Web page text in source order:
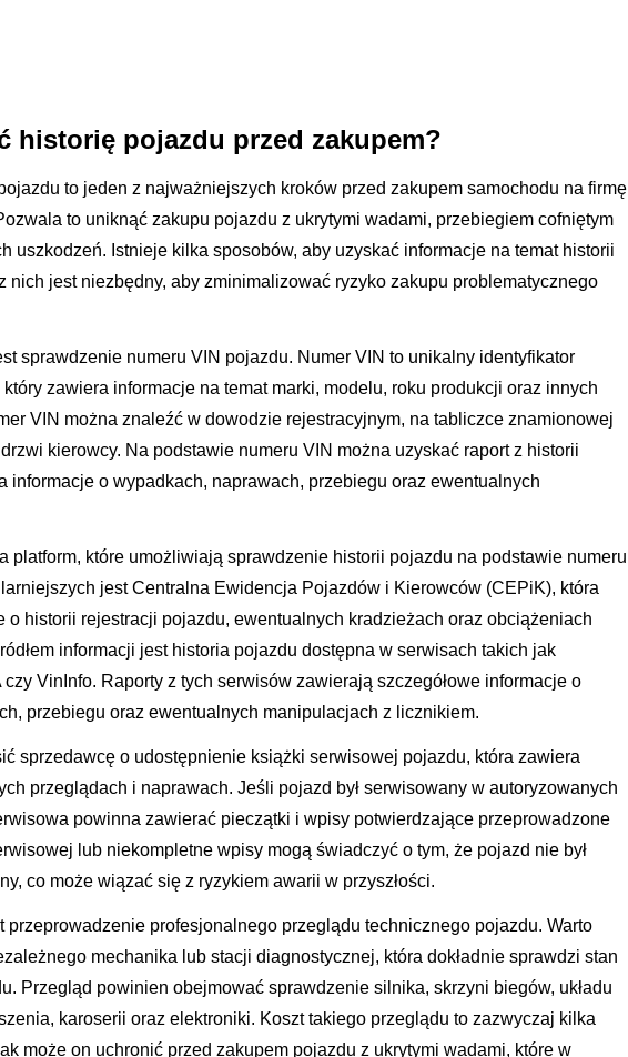
historię pojazdu przed zakupem?
to jeden z najważniejszych kroków przed zakupem samochodu na firmę
to uniknąć zakupu pojazdu z ukrytymi wadami, przebiegiem cofniętym
uszkodzeń. Istnieje kilka sposobów, aby uzyskać informacje na temat historii
nich jest niezbędny, aby zminimalizować ryzyko zakupu problematycznego
sprawdzenie numeru VIN pojazdu. Numer VIN to unikalny identyfikator
zawiera informacje na temat marki, modelu, roku produkcji oraz innych
VIN można znaleźć w dowodzie rejestracyjnym, na tabliczce znamionowej
kierowcy. Na podstawie numeru VIN można uzyskać raport z historii
informacje o wypadkach, naprawach, przebiegu oraz ewentualnych
platform, które umożliwiają sprawdzenie historii pojazdu na podstawie numeru
jest Centralna Ewidencja Pojazdów i Kierowców (CEPiK), która
o historii rejestracji pojazdu, ewentualnych kradzieżach oraz obciążeniach
informacji jest historia pojazdu dostępna w serwisach takich jak
VinInfo. Raporty z tych serwisów zawierają szczegółowe informacje o
przebiegu oraz ewentualnych manipulacjach z licznikiem.
sprzedawcę o udostępnienie książki serwisowej pojazdu, która zawiera
przeglądach i naprawach. Jeśli pojazd był serwisowany w autoryzowanych
powinna zawierać pieczątki i wpisy potwierdzające przeprowadzone
lub niekompletne wpisy mogą świadczyć o tym, że pojazd nie był
co może wiązać się z ryzykiem awarii w przyszłości.
przeprowadzenie profesjonalnego przeglądu technicznego pojazdu. Warto
mechanika lub stacji diagnostycznej, która dokładnie sprawdzi stan
Przegląd powinien obejmować sprawdzenie silnika, skrzyni biegów, układu
karoserii oraz elektroniki. Koszt takiego przeglądu to zazwyczaj kilka
może on uchronić przed zakupem pojazdu z ukrytymi wadami, które w